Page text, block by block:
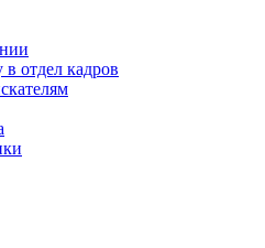
в отдел кадров